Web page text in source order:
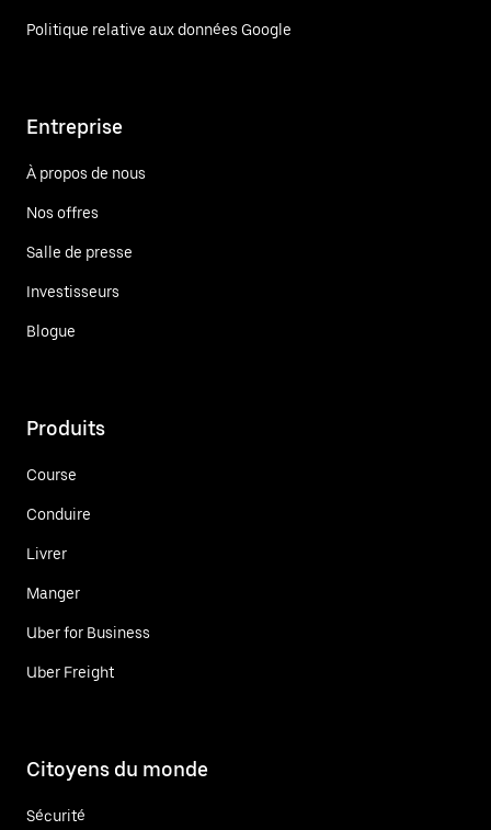
Politique relative aux données Google
Entreprise
À propos de nous
Nos offres
Salle de presse
Investisseurs
Blogue
Produits
Course
Conduire
Livrer
Manger
Uber for Business
Uber Freight
Citoyens du monde
Sécurité